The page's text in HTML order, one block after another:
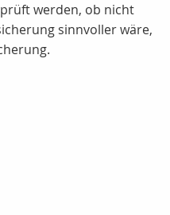
werden, ob nicht
sinnvoller wäre,